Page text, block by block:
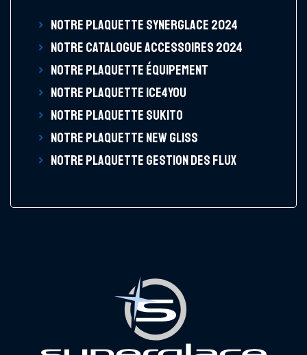
NOTRE PLAQUETTE SYNERGLACE 2024
NOTRE CATALOGUE ACCESSOIRES 2024
NOTRE PLAQUETTE ÉQUIPEMENT
NOTRE PLAQUETTE ICE4YOU
NOTRE PLAQUETTE SUKITO
NOTRE PLAQUETTE NEW GLISS
NOTRE PLAQUETTE GESTION DES FLUX